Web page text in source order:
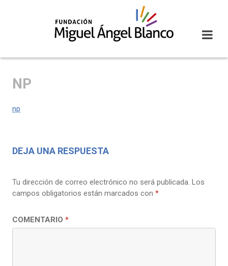
NP
np
DEJA UNA RESPUESTA
Tu dirección de correo electrónico no será publicada. Los
campos obligatorios están marcados con *
COMENTARIO *